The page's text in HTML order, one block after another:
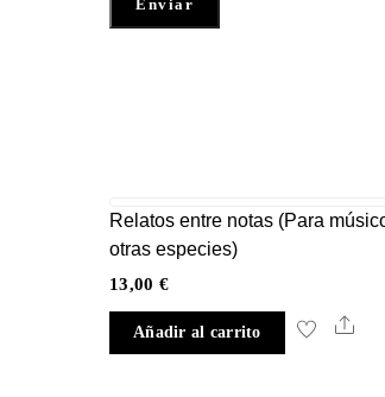
Relatos entre notas (Para
otras especies)
13,00 €
Añadir al carrito Share